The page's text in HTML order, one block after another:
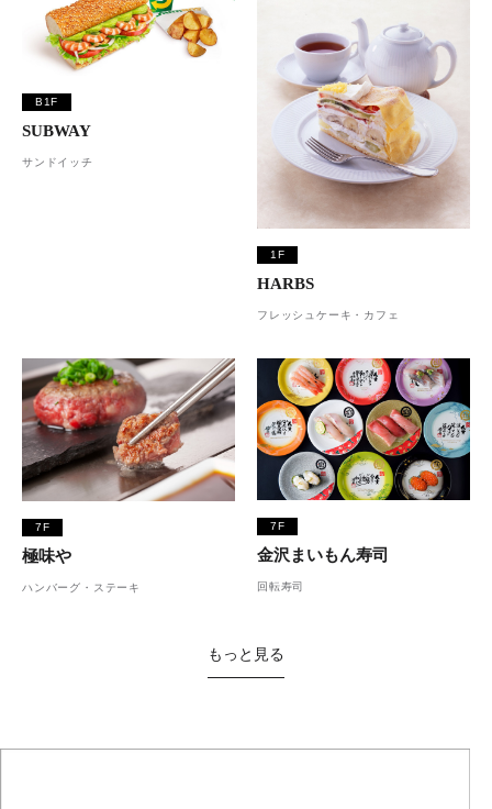
B1F
SUBWAY
サンドイッチ
1F
HARBS
フレッシュケーキ・カフェ
7F
極味や
ハンバーグ・ステーキ
7F
金沢まいもん寿司
回転寿司
もっと見る